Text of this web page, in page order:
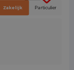
Zakelijk Particulier